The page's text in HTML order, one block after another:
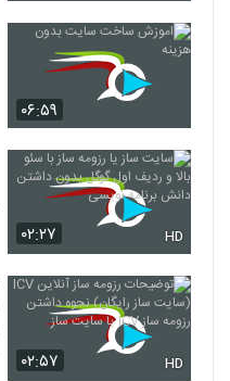
۰۶:۵۹
۰۲:۲۷ HD
۰۲:۵۷ HD